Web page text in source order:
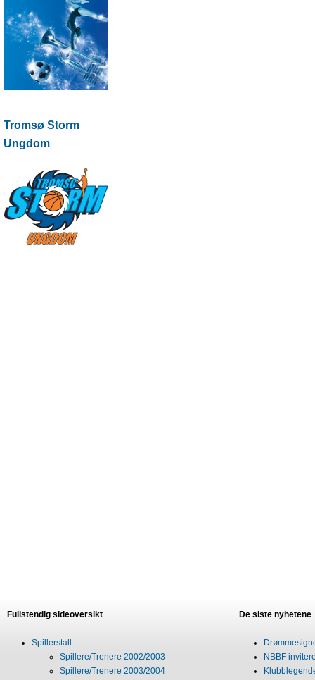
Tromsø Storm
Ungdom
Fullstendig sideoversikt
Spillerstall
Spillere/Trenere 2002/2003
Spillere/Trenere 2003/2004
De siste nyhetene
NBBF